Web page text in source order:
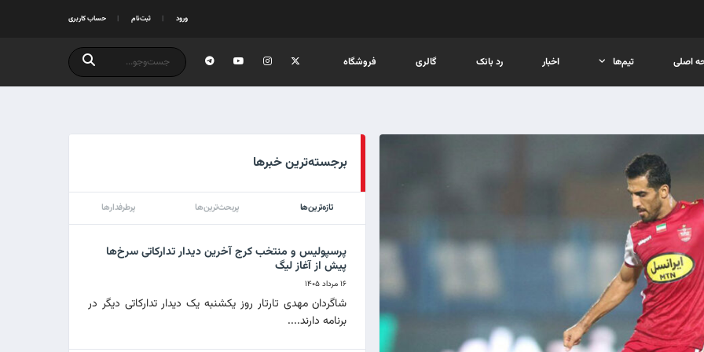
ورود ثبت‌نام حساب کاربری
اصلی تیم‌ها اخبار رد بانک گالری فروشگاه
برجسته‌ترین خبرها
تازه‌ترین‌ها پربحث‌ترین‌ها پرطرفدارها
پرسپولیس و منتخب کرج آخرین دیدار تدارکاتی سرخ‌ها
پیش از آغاز لیگ
۱۶ مرداد ۱۴۰۵
شاگردان مهدی تارتار روز یکشنبه یک دیدار تدارکاتی دیگر در
برنامه دارند....